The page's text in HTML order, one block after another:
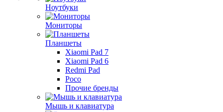
Ноутбуки
Мониторы
Планшеты
Xiaomi Pad 7
Xiaomi Pad 6
Redmi Pad
Poco
Прочие бренды
Мышь и клавиатура